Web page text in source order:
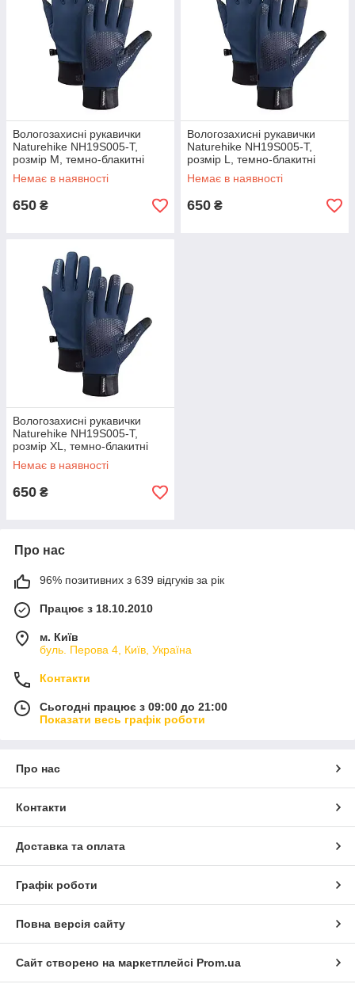
Вологозахисні рукавички
Naturehike NH19S005-T,
розмір М, темно-блакитні
Немає в наявності
650 ₴
Вологозахисні рукавички
Naturehike NH19S005-T,
розмір L, темно-блакитні
Немає в наявності
650 ₴
Вологозахисні рукавички
Naturehike NH19S005-T,
розмір XL, темно-блакитні
Немає в наявності
650 ₴
Про нас
96% позитивних з 639 відгуків за рік
Працює з 18.10.2010
м. Київ
буль. Перова 4, Київ, Україна
Контакти
Сьогодні працює з 09:00 до 21:00
Показати весь графік роботи
Про нас
Контакти
Доставка та оплата
Графік роботи
Повна версія сайту
Сайт створено на маркетплейсі Prom.ua